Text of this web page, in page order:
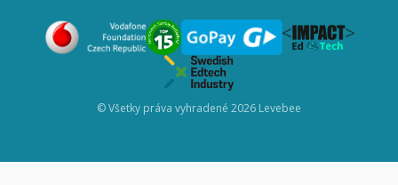
© Všetky práva vyhradené 2026 Levebee